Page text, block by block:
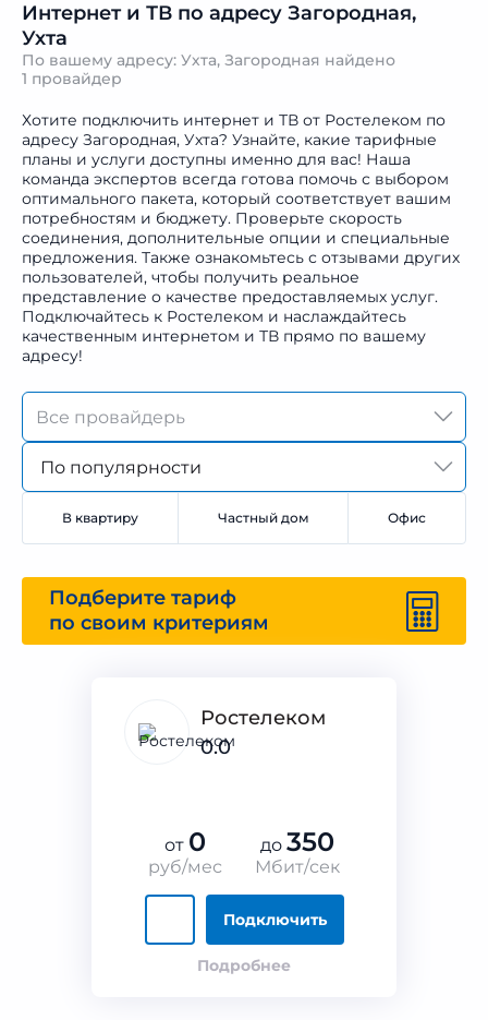
Интернет и ТВ по адресу Загородная,
Ухта
По вашему адресу: Ухта, Загородная найдено
1 провайдер
Хотите подключить интернет и ТВ от Ростелеком по
адресу Загородная, Ухта? Узнайте, какие тарифные
планы и услуги доступны именно для вас! Наша
команда экспертов всегда готова помочь с выбором
оптимального пакета, который соответствует вашим
потребностям и бюджету. Проверьте скорость
соединения, дополнительные опции и специальные
предложения. Также ознакомьтесь с отзывами других
пользователей, чтобы получить реальное
представление о качестве предоставляемых услуг.
Подключайтесь к Ростелеком и наслаждайтесь
качественным интернетом и ТВ прямо по вашему
адресу!
По популярности
В квартиру Частный дом Офис
Подберите тариф
по своим критериям
Ростелеком
0.0
от 0
руб/мес
до 350
Мбит/сек
Подключить
Подробнее